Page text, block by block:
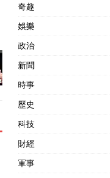
奇趣
娛樂
政治
新聞
時事
歷史
科技
財經
軍事